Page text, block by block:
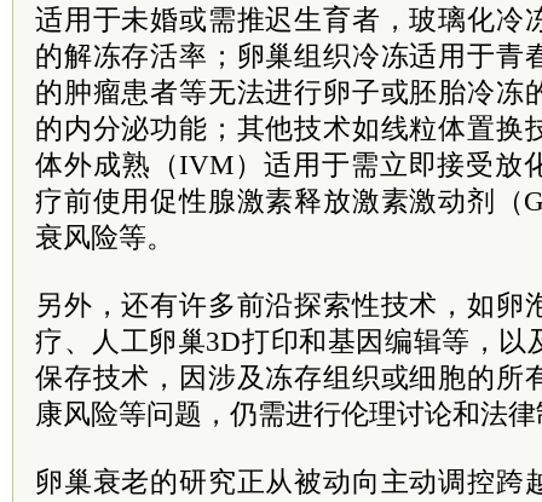
适用于未婚或需推迟生育者，玻璃化冷
的解冻存活率；卵巢组织冷冻适用于青
的肿瘤患者等无法进行卵子或胚胎冷冻
的内分泌功能；其他技术如线粒体置换
体外成熟（IVM）适用于需立即接受放
疗前使用促性腺激素释放激素激动剂（
衰风险等。
另外，还有许多前沿探索性技术，如卵
疗、人工卵巢3D打印和基因编辑等，以
保存技术，因涉及冻存组织或细胞的所
康风险等问题，仍需进行伦理讨论和法
卵巢衰老的研究正从被动向主动调控跨